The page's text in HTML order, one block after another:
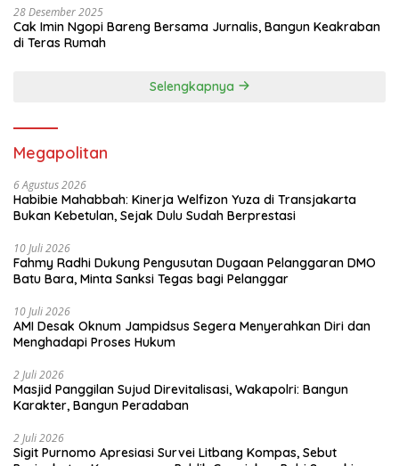
28 Desember 2025
Cak Imin Ngopi Bareng Bersama Jurnalis, Bangun Keakraban
di Teras Rumah
Selengkapnya
Megapolitan
6 Agustus 2026
Habibie Mahabbah: Kinerja Welfizon Yuza di Transjakarta
Bukan Kebetulan, Sejak Dulu Sudah Berprestasi
10 Juli 2026
Fahmy Radhi Dukung Pengusutan Dugaan Pelanggaran DMO
Batu Bara, Minta Sanksi Tegas bagi Pelanggar
10 Juli 2026
AMI Desak Oknum Jampidsus Segera Menyerahkan Diri dan
Menghadapi Proses Hukum
2 Juli 2026
Masjid Panggilan Sujud Direvitalisasi, Wakapolri: Bangun
Karakter, Bangun Peradaban
2 Juli 2026
Sigit Purnomo Apresiasi Survei Litbang Kompas, Sebut